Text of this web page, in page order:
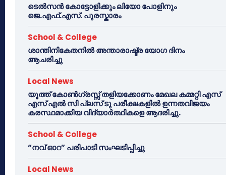
ടെൽസൻ കോട്ടോളിക്കും ലിയോ പോളിനും
ജെ.എഫ്.എസ്. പുരസ്കാരം
School & College
ശാന്തിനികേതനിൽ അന്താരാഷ്ട്ര യോഗ ദിനം
ആചരിച്ചു
Local News
യൂത്ത് കോൺഗ്രസ്സ് തളിയക്കോണം മേഖല കമ്മറ്റി എസ്
എസ് എൽ സി പ്ലസ് ടു പരീക്ഷകളിൽ ഉന്നതവിജയം
കരസ്ഥമാക്കിയ വിദ്യാർത്ഥികളെ ആദരിച്ചു.
School & College
“നവ് ഓറ” പരിപാടി സംഘടിപ്പിച്ചു
Local News